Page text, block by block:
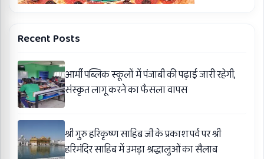
Recent Posts
आर्मी पब्लिक स्कूलों में पंजाबी की पढ़ाई जारी रहेगी,
संस्कृत लागू करने का फैसला वापस
श्री गुरु हरिकृष्ण साहिब जी के प्रकाश पर्व पर श्री
हरिमंदिर साहिब में उमड़ा श्रद्धालुओं का सैलाब